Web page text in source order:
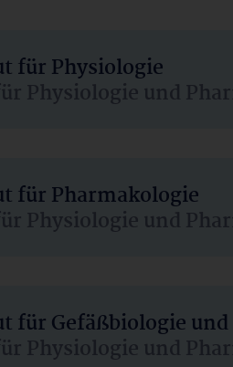
für Physiologie
Physiologie und
für Pharmakologie
Physiologie und
für Gefäßbiologie
Physiologie und